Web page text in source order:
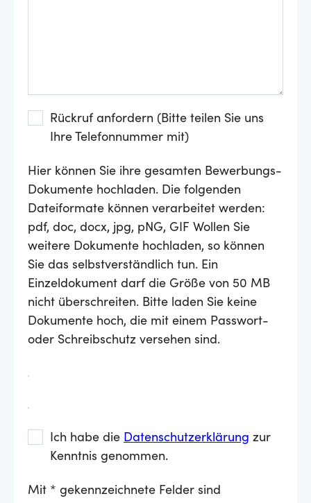
Rückruf anfordern (Bitte teilen Sie uns
Ihre Telefonnummer mit)
Hier können Sie ihre gesamten Bewerbungs-
Dokumente hochladen. Die folgenden
Dateiformate können verarbeitet werden:
pdf, doc, docx, jpg, pNG, GIF Wollen Sie
weitere Dokumente hochladen, so können
Sie das selbstverständlich tun. Ein
Einzeldokument darf die Größe von 50 MB
nicht überschreiten. Bitte laden Sie keine
Dokumente hoch, die mit einem Passwort-
oder Schreibschutz versehen sind.
Ich habe die Datenschutzerklärung zur
Kenntnis genommen.
Mit * gekennzeichnete Felder sind